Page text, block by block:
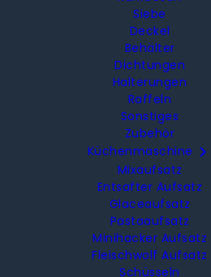
Siebe
Deckel
Behälter
Dichtungen
Halterungen
Raffeln
Sonstiges
Zubehör
Küchenmaschine 
Mixaufsatz
Entsafter Aufsatz
Glaceaufsatz
Pastaaufsatz
Minihacker Aufsatz
Fleischwolf Aufsatz
Schüsseln